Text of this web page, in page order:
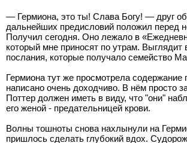
— Гермиона, это ты! Слава Богу! — друг
дальнейших предисловий положил перед
Получил сегодня. Оно лежало в
который мне приносят по утрам. Выглядит
послания, которые получало семейство
Гермиона тут же просмотрела
написано очень доходчиво. В нём просто
Поттер должен иметь в виду, что "они"
его женой - предательницей крови.
Волны тошноты снова нахлынули на
пришлось сделать глубокий вдох.